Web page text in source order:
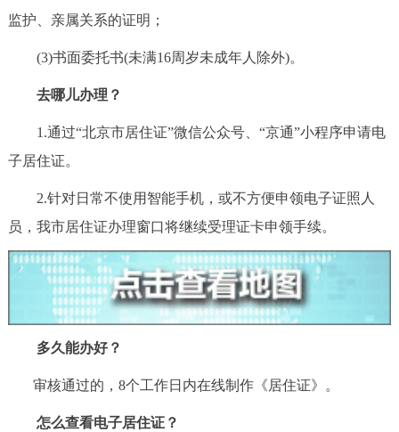
监护、亲属关系的证明；
(3)书面委托书(未满16周岁未成年人除外)。
去哪儿办理？
1.通过“北京市居住证”微信公众号、“京通”小程序申请电
子居住证。
2.针对日常不使用智能手机，或不方便申领电子证照人
员，我市居住证办理窗口将继续受理证卡申领手续。
多久能办好？
审核通过的，8个工作日内在线制作《居住证》。
怎么查看电子居住证？